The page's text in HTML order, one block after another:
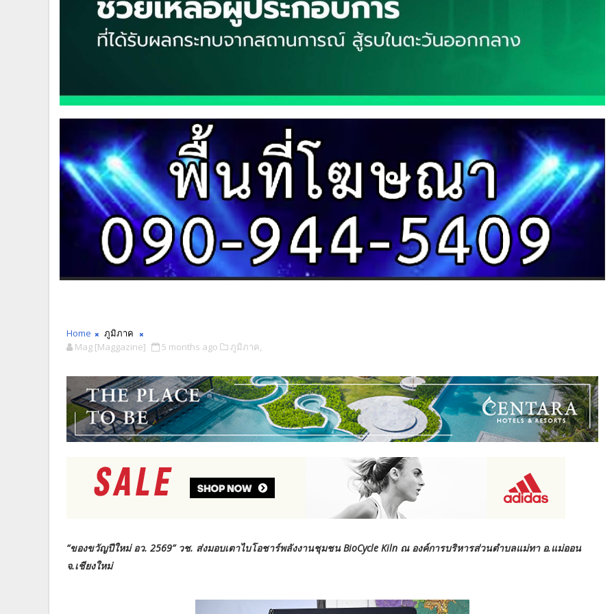
Home
ภูมิภาค
Mag [Maggazine]
5 months ago ภูมิภาค,
“ของขวัญปีใหม่ อว. 2569” วช. ส่งมอบเตาไบโอชาร์พลังงานชุมชน BioCycle Kiln ณ องค์การบริหารส่วนตำบลแม่ทา อ.แม่ออน
จ.เชียงใหม่